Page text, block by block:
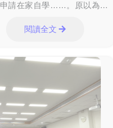
請在家自學……。原以為升
閱讀全文